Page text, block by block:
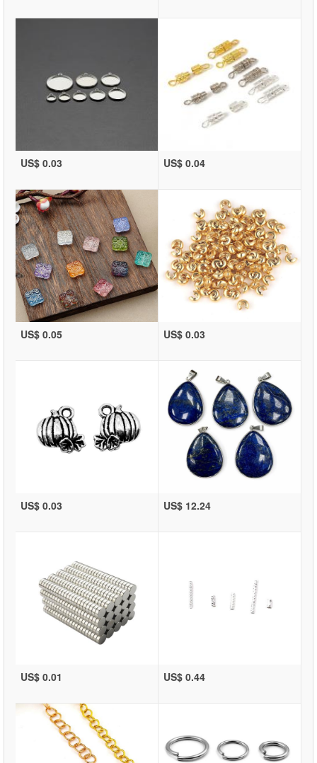
US$ 0.03 US$ 0.04
US$ 0.05 US$ 0.03
US$ 0.03 US$ 12.24
US$ 0.01 US$ 0.44